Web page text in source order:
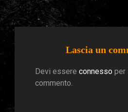
Lascia un
Devi essere connesso per
commento.